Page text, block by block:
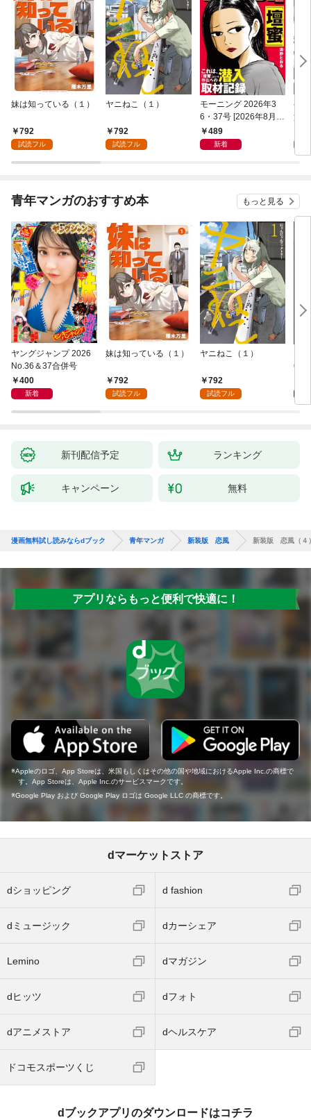
妹は知っている（１）
792
試読フル
ヤニねこ（１）
792
試読フル
モーニング 2026年3
6・37号 [2026年8月6
日発売]
489
新着
ゲ
貴
を
し
青年マンガのおすすめ本 もっと見る
ヤングジャンプ 2026
No.36＆37合併号
400
新着
妹は知っている（１）
792
試読フル
ヤニねこ（１）
792
試読フル
6・
新刊配信予定 ランキング
キャンペーン 無料
漫画無料試し読みならdブック 青年マンガ 新装版 恋風 新装版 恋風（４
アプリならもっと便利で快適に！
Appleのロゴ、App Storeは、米国もしくはその他の国や地域におけるApple Inc.の商標で
す。App Storeは、Apple Inc.のサービスマークです。
Google Play および Google Play ロゴは Google LLC の商標です。
dマーケットストア
dショッピング d fashion
dミュージック dカーシェア
Lemino dマガジン
dヒッツ dフォト
dアニメストア dヘルスケア
ドコモスポーツくじ
dブックアプリのダウンロードはコチラ